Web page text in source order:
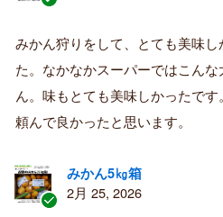
証
済
み
購
者
みかん狩りをして、とても美味
た。なかなかスーパーではこん
ん。味もとても美味しかったです。
頼んで良かったと思います。
みかん5㎏箱
2月 25, 2026